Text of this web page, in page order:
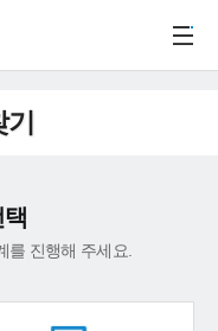
를 진행해 주세요.